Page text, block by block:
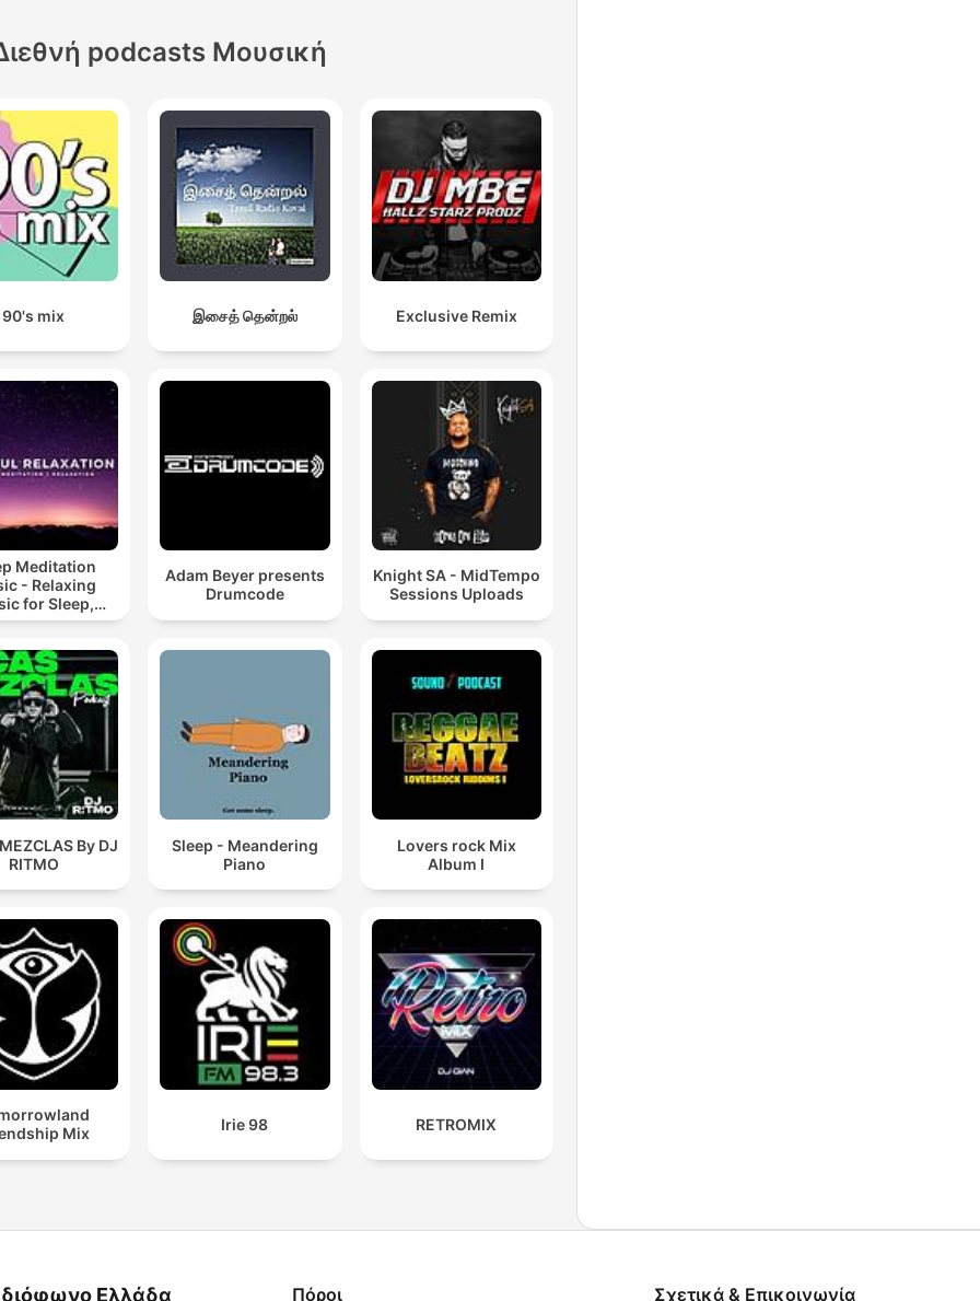
podcasts Μουσική
90's mix இசைத் தென்றல் Exclusive Remix
Meditation
- Relaxing
for Sleep,
&
Adam Beyer presents
Drumcode
Knight SA - MidTempo
Sessions Uploads
By DJ
RITMO
Sleep - Meandering
Piano
Lovers rock Mix
Album I
Mix
Irie 98 RETROMIX
Ελλάδα Πόροι Σχετικά & Επικοινωνία